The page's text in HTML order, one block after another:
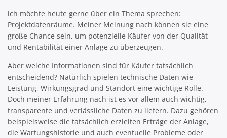
ich möchte heute gerne über ein Thema sprechen:
Projektdatenräume. Meiner Meinung nach können sie eine
große Chance sein, um potenzielle Käufer von der Qualität
und Rentabilität einer Anlage zu überzeugen.
Aber welche Informationen sind für Käufer tatsächlich
entscheidend? Natürlich spielen technische Daten wie
Leistung, Wirkungsgrad und Standort eine wichtige Rolle.
Doch meiner Erfahrung nach ist es vor allem auch wichtig,
transparente und verlässliche Daten zu liefern. Dazu gehören
beispielsweise die tatsächlich erzielten Erträge der Anlage,
die Wartungshistorie und auch eventuelle Probleme oder